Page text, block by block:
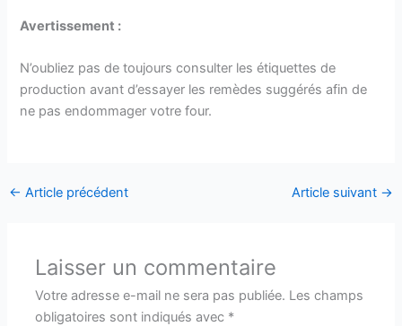
Avertissement :
N’oubliez pas de toujours consulter les étiquettes de
production avant d’essayer les remèdes suggérés afin de
ne pas endommager votre four.
← Article précédent Article suivant →
Laisser un commentaire
Votre adresse e-mail ne sera pas publiée. Les champs
obligatoires sont indiqués avec *